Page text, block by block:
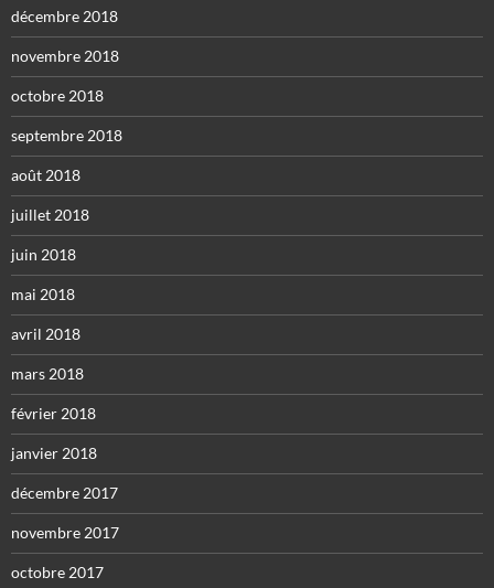
décembre 2018
novembre 2018
octobre 2018
septembre 2018
août 2018
juillet 2018
juin 2018
mai 2018
avril 2018
mars 2018
février 2018
janvier 2018
décembre 2017
novembre 2017
octobre 2017